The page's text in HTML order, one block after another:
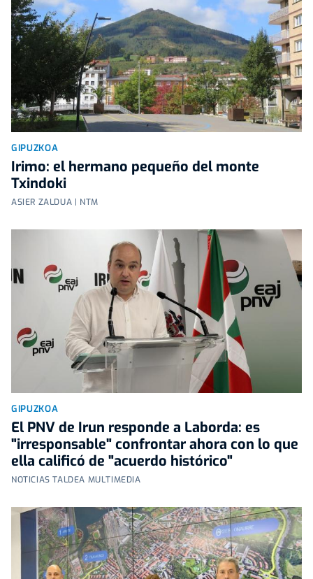
GIPUZKOA
Irimo: el hermano pequeño del monte
Txindoki
ASIER ZALDUA | NTM
GIPUZKOA
El PNV de Irun responde a Laborda: es
"irresponsable" confrontar ahora con lo que
ella calificó de "acuerdo histórico"
NOTICIAS TALDEA MULTIMEDIA